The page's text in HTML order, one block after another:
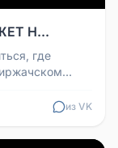
Н...
где
из VK